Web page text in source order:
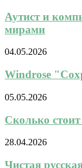
Аутист и
мирами
04.05.2026
Windrose
05.05.2026
Сколько
28.04.2026
Чистая